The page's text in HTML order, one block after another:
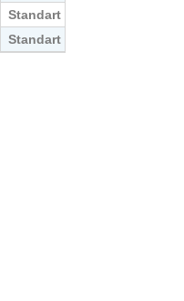
Standart
Standart